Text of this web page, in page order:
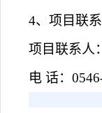
4、项目联
项目联系人：
电 话：